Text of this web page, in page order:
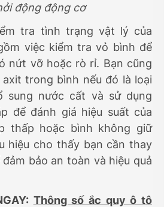
động động cơ
tra tình trạng vật lý của
việc kiểm tra vỏ bình để
nứt vỡ hoặc rò rỉ. Bạn cũng
trong bình nếu đó là loại
sung nước cất và sử dụng
để đánh giá hiệu suất của
thấp hoặc bình không giữ
hiệu cho thấy bạn cần thay
bảo an toàn và hiệu quả
Thông số ắc quy ô tô